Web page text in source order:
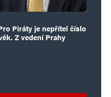
Piráty je nepřítel číslo
Z vedení Prahy